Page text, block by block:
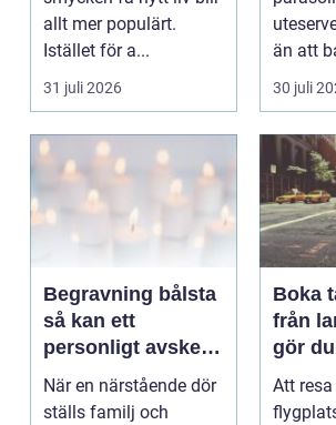
allt mer populärt.
Istället för a...
31 juli 2026
än att
Det
gäs...
30 juli
Begravning bålsta
så kan ett
personligt avsked
formas
När en närstående dör
ställs familj och
Boka
från
gör
och
Att